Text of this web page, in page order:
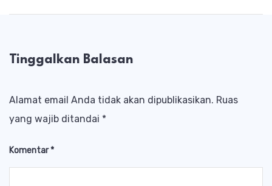
Tinggalkan Balasan
Alamat email Anda tidak akan dipublikasikan. Ruas
yang wajib ditandai *
Komentar*